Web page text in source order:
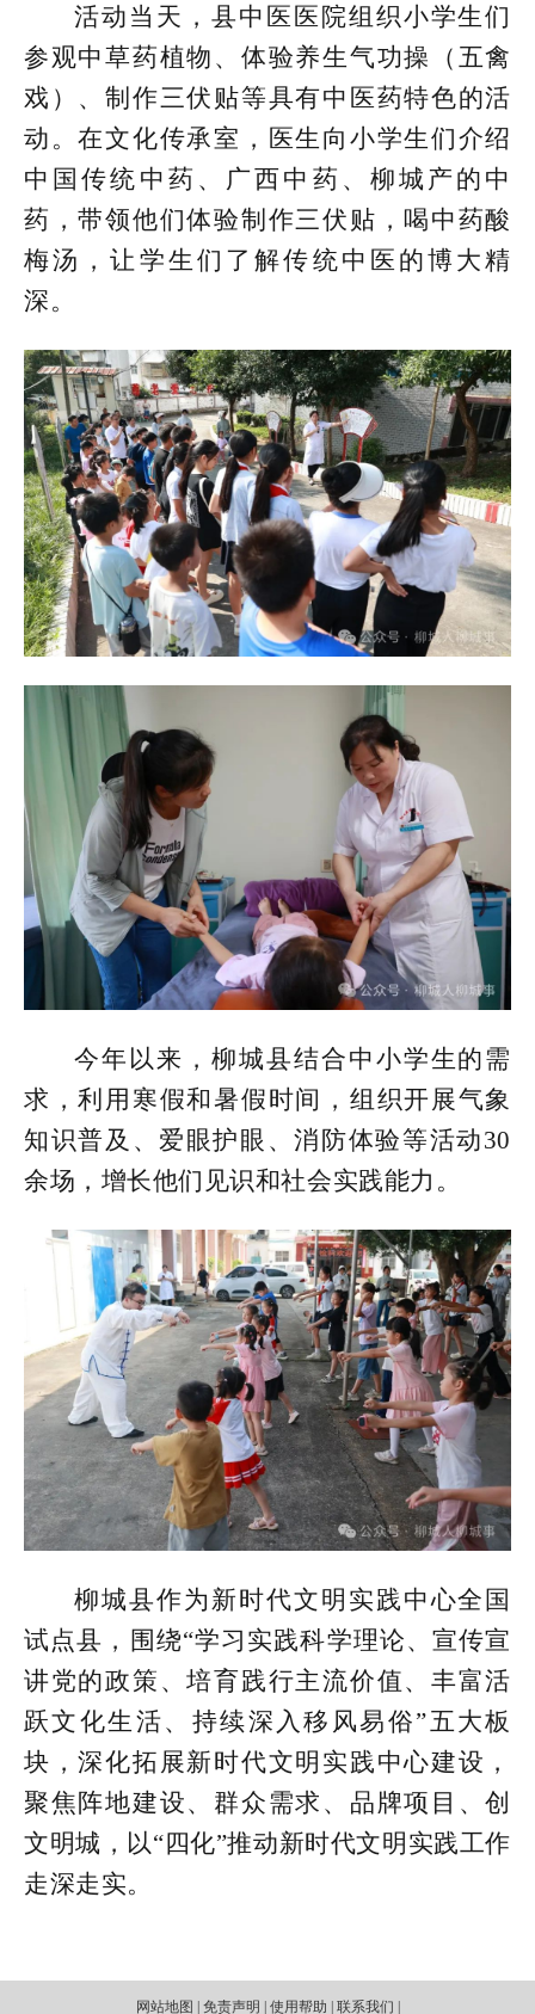
活动当天，县中医医院组织小学生们
参观中草药植物、体验养生气功操（五禽
戏）、制作三伏贴等具有中医药特色的活
动。在文化传承室，医生向小学生们介绍
中国传统中药、广西中药、柳城产的中
药，带领他们体验制作三伏贴，喝中药酸
梅汤，让学生们了解传统中医的博大精
深。
今年以来，柳城县结合中小学生的需
求，利用寒假和暑假时间，组织开展气象
知识普及、爱眼护眼、消防体验等活动30
余场，增长他们见识和社会实践能力。
柳城县作为新时代文明实践中心全国
试点县，围绕“学习实践科学理论、宣传宣
讲党的政策、培育践行主流价值、丰富活
跃文化生活、持续深入移风易俗”五大板
块，深化拓展新时代文明实践中心建设，
聚焦阵地建设、群众需求、品牌项目、创
文明城，以“四化”推动新时代文明实践工作
走深走实。
网站地图 | 免责声明 | 使用帮助 | 联系我们 |